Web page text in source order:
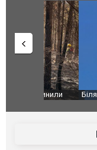
Біля гольф-